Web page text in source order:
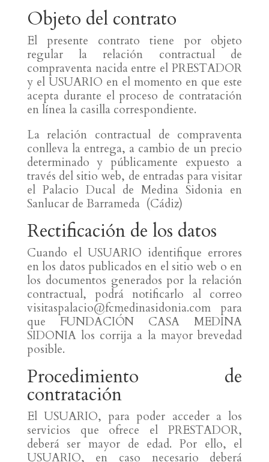
Objeto del contrato
El presente contrato tiene por objeto
regular la relación contractual de
compraventa nacida entre el PRESTADOR
y el USUARIO en el momento en que este
acepta durante el proceso de contratación
en línea la casilla correspondiente.
La relación contractual de compraventa
conlleva la entrega, a cambio de un precio
determinado y públicamente expuesto a
través del sitio web, de entradas para visitar
el Palacio Ducal de Medina Sidonia en
Sanlucar de Barrameda (Cádiz)
Rectificación de los datos
Cuando el USUARIO identifique errores
en los datos publicados en el sitio web o en
los documentos generados por la relación
contractual, podrá notificarlo al correo
visitaspalacio@fcmedinasidonia.com para
que FUNDACIÓN CASA MEDINA
SIDONIA los corrija a la mayor brevedad
posible.
Procedimiento de
contratación
El USUARIO, para poder acceder a los
servicios que ofrece el PRESTADOR,
deberá ser mayor de edad. Por ello, el
USUARIO, en caso necesario deberá